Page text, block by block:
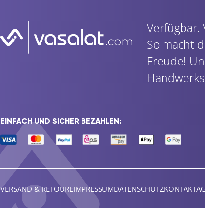
Verfügbar.
So macht
Freude!
EINFACH UND SICHER BEZAHLEN:
VERSAND & RETOUREIMPRESSUMDATENSCHUTZKONTAKT